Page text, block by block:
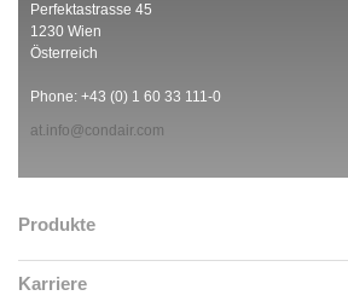
Perfektastrasse 45
1230 Wien
Österreich
Phone: +43 (0) 1 60 33 111-0
at.info@condair.com
Produkte
Karriere